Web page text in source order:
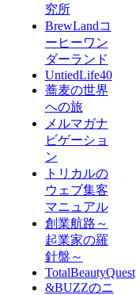
究所
BrewLandコ
ーヒーワン
ダーランド
UntiedLife40
蕎麦の世界
への旅
メルマガナ
ビゲーショ
ン
トリカルの
ウェブ集客
マニュアル
創業航路～
起業家の羅
針盤～
TotalBeautyQuest
&BUZZのニ